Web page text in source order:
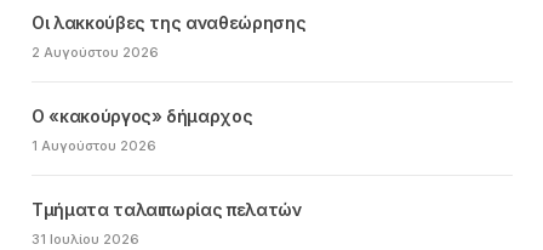
Οι λακκούβες της αναθεώρησης
2 Αυγούστου 2026
Ο «κακούργος» δήμαρχος
1 Αυγούστου 2026
Τμήματα ταλαιπωρίας πελατών
31 Ιουλίου 2026